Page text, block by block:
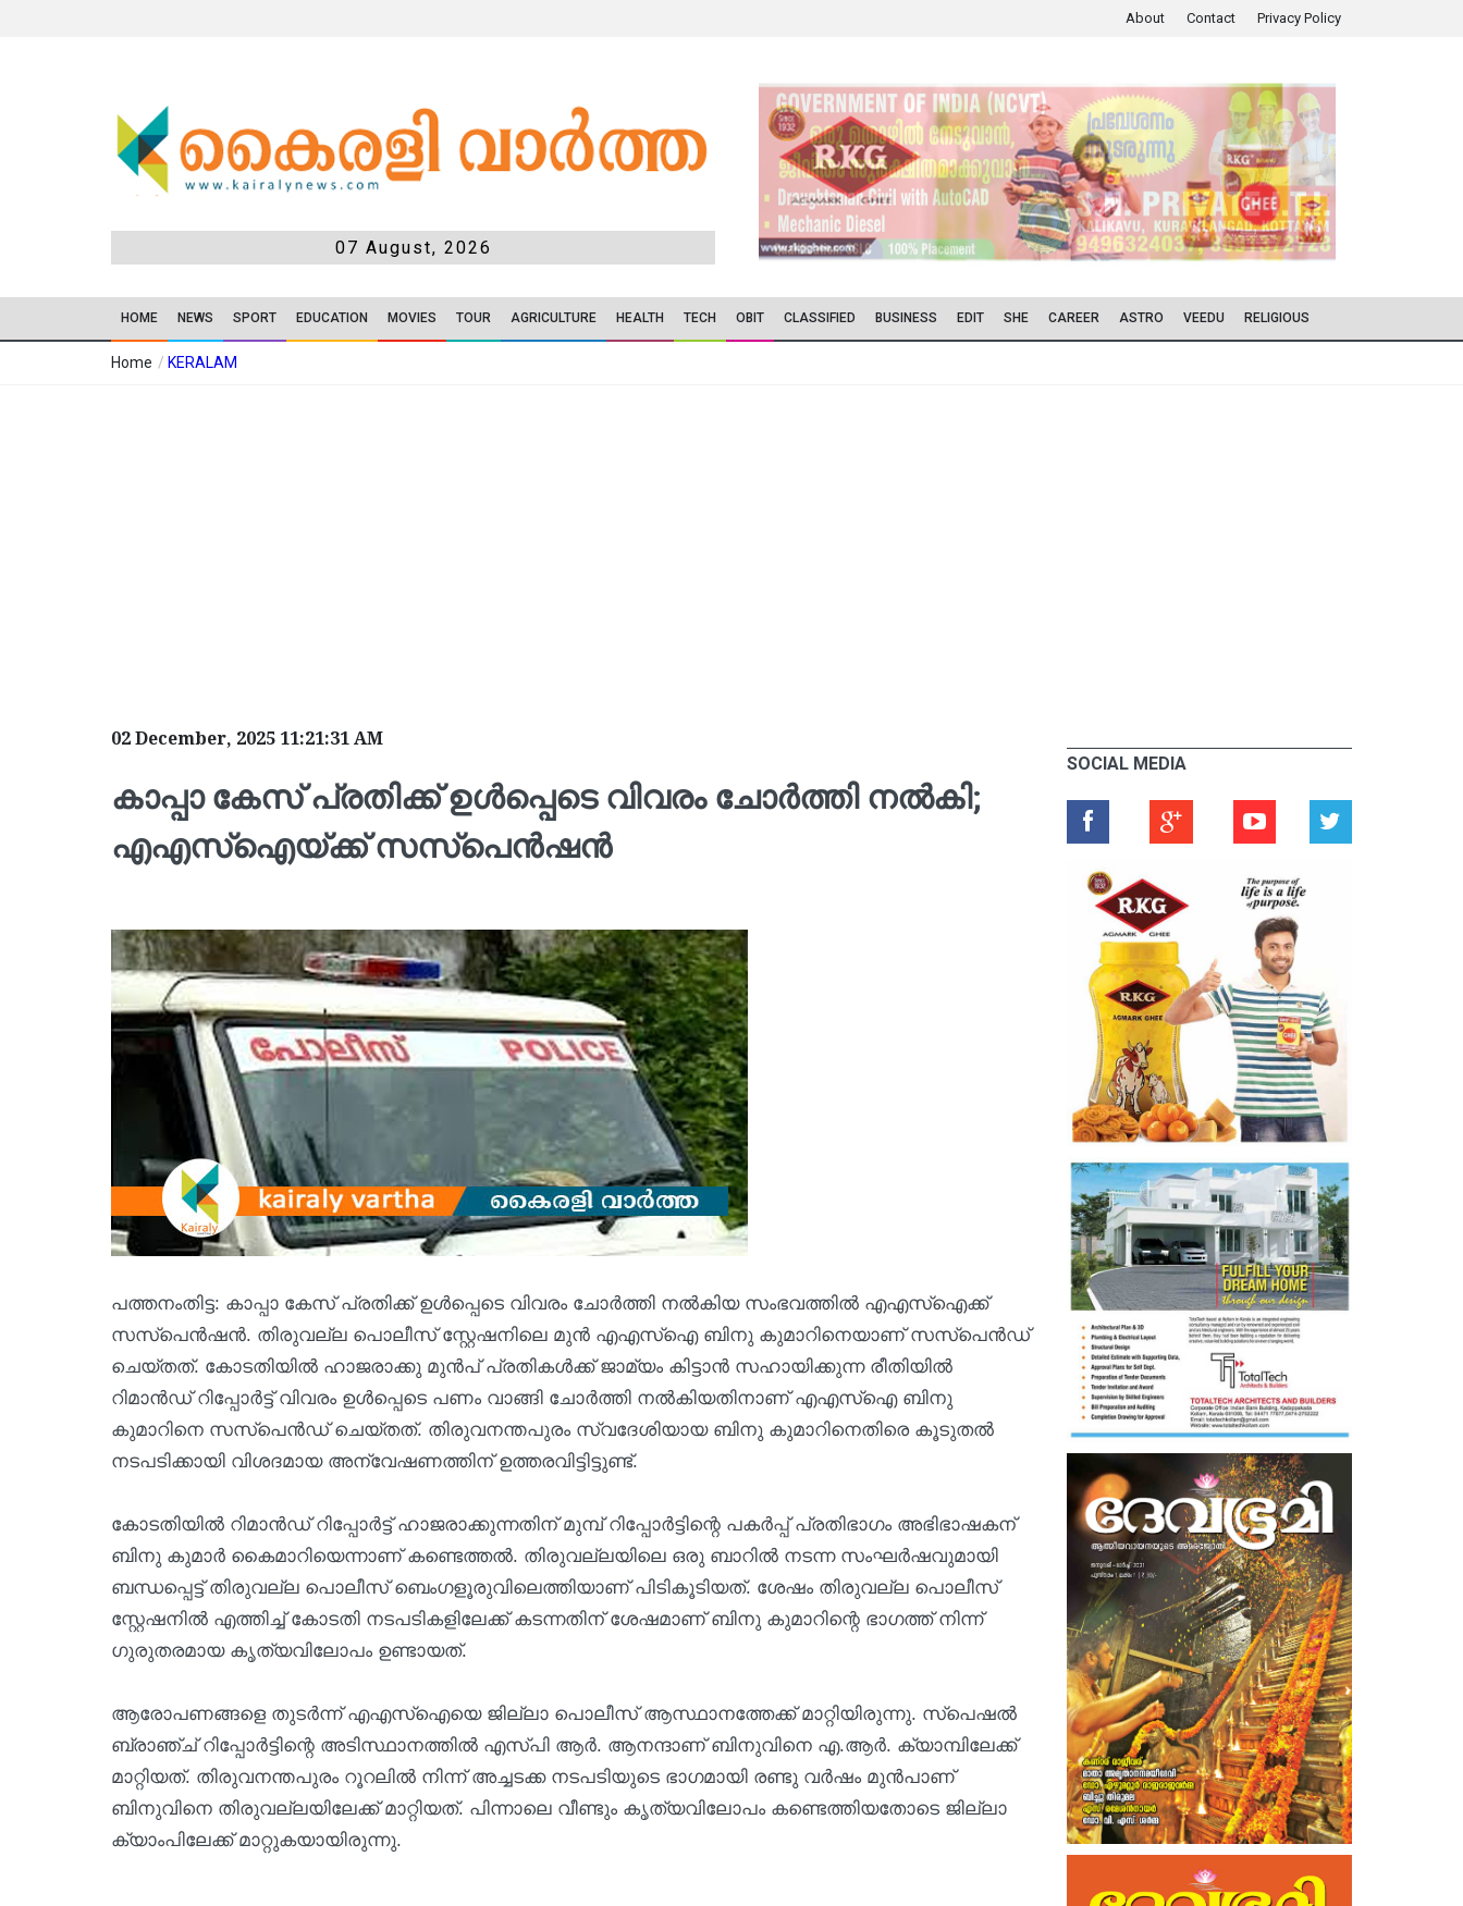
About Contact Privacy Policy
07 August, 2026
HOME NEWS SPORT EDUCATION MOVIES TOUR AGRICULTURE HEALTH TECH OBIT CLASSIFIED BUSINESS EDIT SHE CAREER ASTRO VEEDU RELIGIOUS
Home / KERALAM
02 December, 2025 11:21:31 AM
കാപ്പാ കേസ് പ്രതിക്ക് ഉള്‍പ്പെടെ വിവരം ചോര്‍ത്തി നൽകി;
എഎസ്ഐയ്ക്ക് സസ്പെന്‍ഷൻ
പത്തനംതിട്ട: കാപ്പാ കേസ് പ്രതിക്ക് ഉള്‍പ്പെടെ വിവരം ചോര്‍ത്തി നല്‍കിയ സംഭവത്തില്‍ എഎസ്‌ഐക്ക്
സസ്‌പെന്‍ഷന്‍. തിരുവല്ല പൊലീസ് സ്റ്റേഷനിലെ മുന്‍ എഎസ്‌ഐ ബിനു കുമാറിനെയാണ് സസ്‌പെന്‍ഡ്
ചെയ്തത്. കോടതിയില്‍ ഹാജരാക്കു മുന്‍പ് പ്രതികള്‍ക്ക് ജാമ്യം കിട്ടാന്‍ സഹായിക്കുന്ന രീതിയില്‍
റിമാന്‍ഡ് റിപ്പോര്‍ട്ട് വിവരം ഉള്‍പ്പെടെ പണം വാങ്ങി ചോര്‍ത്തി നല്‍കിയതിനാണ് എഎസ്‌ഐ ബിനു
കുമാറിനെ സസ്‌പെന്‍ഡ് ചെയ്തത്. തിരുവനന്തപുരം സ്വദേശിയായ ബിനു കുമാറിനെതിരെ കൂടുതല്‍
നടപടിക്കായി വിശദമായ അന്വേഷണത്തിന് ഉത്തരവിട്ടിട്ടുണ്ട്.
കോടതിയില്‍ റിമാന്‍ഡ് റിപ്പോര്‍ട്ട് ഹാജരാക്കുന്നതിന് മുമ്പ് റിപ്പോര്‍ട്ടിന്റെ പകര്‍പ്പ് പ്രതിഭാഗം അഭിഭാഷകന്
ബിനു കുമാര്‍ കൈമാറിയെന്നാണ് കണ്ടെത്തല്‍. തിരുവല്ലയിലെ ഒരു ബാറില്‍ നടന്ന സംഘര്‍ഷവുമായി
ബന്ധപ്പെട്ട് തിരുവല്ല പൊലീസ് ബെംഗളൂരുവിലെത്തിയാണ് പിടികൂടിയത്. ശേഷം തിരുവല്ല പൊലീസ്
സ്റ്റേഷനില്‍ എത്തിച്ച് കോടതി നടപടികളിലേക്ക് കടന്നതിന് ശേഷമാണ് ബിനു കുമാറിന്റെ ഭാഗത്ത് നിന്ന്
ഗുരുതരമായ കൃത്യവിലോപം ഉണ്ടായത്.
ആരോപണങ്ങളെ തുടര്‍ന്ന് എഎസ്‌ഐയെ ജില്ലാ പൊലീസ് ആസ്ഥാനത്തേക്ക് മാറ്റിയിരുന്നു. സ്പെഷല്‍
ബ്രാഞ്ച് റിപ്പോര്‍ട്ടിന്റെ അടിസ്ഥാനത്തില്‍ എസ്പി ആര്‍. ആനന്ദാണ് ബിനുവിനെ എ.ആര്‍. ക്യാമ്പിലേക്ക്
മാറ്റിയത്. തിരുവനന്തപുരം റൂറലില്‍ നിന്ന് അച്ചടക്ക നടപടിയുടെ ഭാഗമായി രണ്ടു വര്‍ഷം മുന്‍പാണ്
ബിനുവിനെ തിരുവല്ലയിലേക്ക് മാറ്റിയത്. പിന്നാലെ വീണ്ടും കൃത്യവിലോപം കണ്ടെത്തിയതോടെ ജില്ലാ
ക്യാംപിലേക്ക് മാറ്റുകയായിരുന്നു.
SOCIAL MEDIA